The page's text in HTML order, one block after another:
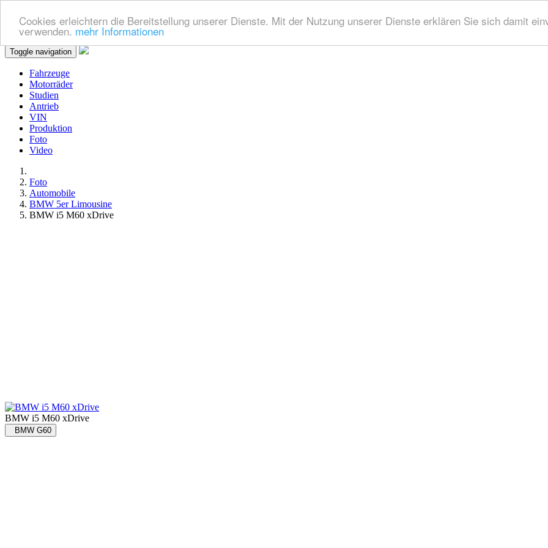
Cookies erleichtern die Bereitstellung unserer Dienste. Mit der Nutzung unserer Dienste erklären Sie sich damit
verwenden. mehr Informationen
Toggle navigation
Fahrzeuge
Motorräder
Studien
Antrieb
VIN
Produktion
Foto
Video
Foto
Automobile
BMW 5er Limousine
BMW i5 M60 xDrive
BMW i5 M60 xDrive
BMW G60